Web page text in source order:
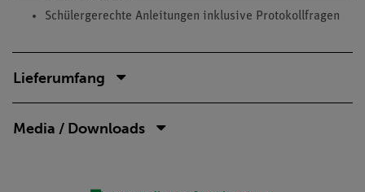
Schülergerechte Anleitungen inklusive Protokollfragen
Lieferumfang
Media / Downloads